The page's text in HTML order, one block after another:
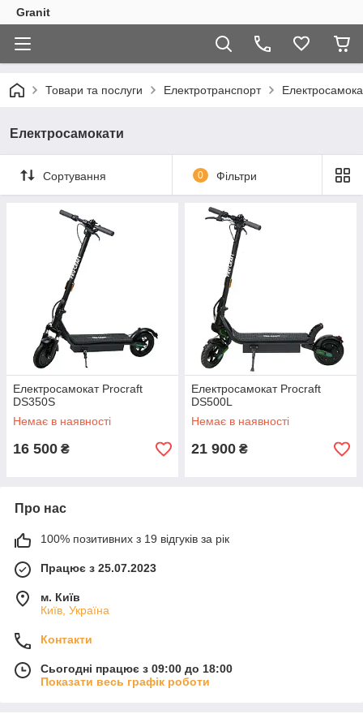
Granit
Товари та послуги Електротранспорт
Електросамокати
Сортування 0 Фільтри
Електросамокат Procraft
DS350S
Немає в наявності
16 500 ₴
Електросамокат Procraft
DS500L
Немає в наявності
21 900 ₴
Про нас
100% позитивних з 19 відгуків за рік
Працює з 25.07.2023
м. Київ
Київ, Україна
Контакти
Сьогодні працює з 09:00 до 18:00
Показати весь графік роботи